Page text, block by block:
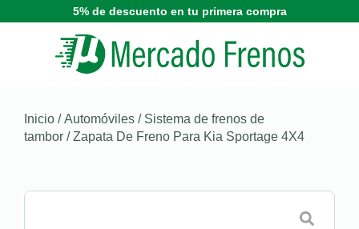
5% de descuento en tu primera compra
Inicio /Automóviles / Sistema de frenos de
tambor / Zapata De Freno Para Kia Sportage 4X4